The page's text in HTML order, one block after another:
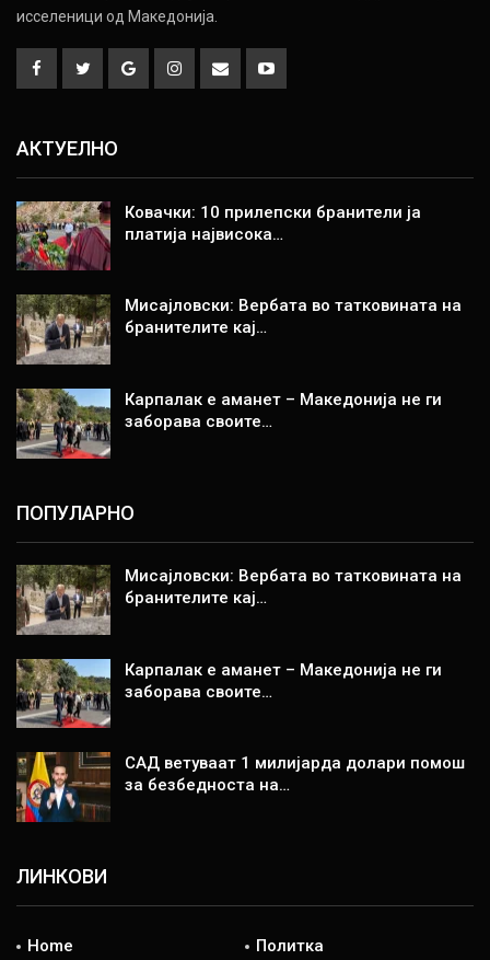
исселеници од Македонија.
АКТУЕЛНО
Ковачки: 10 прилепски бранители ја
платија највисока…
Мисајловски: Вербата во татковината на
бранителите кај…
Карпалак е аманет – Македонија не ги
заборава своите…
ПОПУЛАРНО
Мисајловски: Вербата во татковината на
бранителите кај…
Карпалак е аманет – Македонија не ги
заборава своите…
САД ветуваат 1 милијарда долари помош
за безбедноста на…
ЛИНКОВИ
Home Политка